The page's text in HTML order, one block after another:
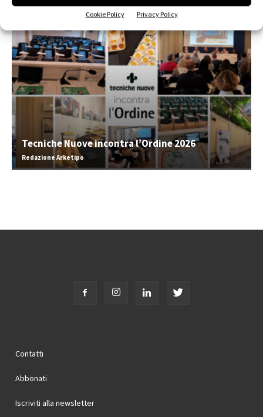
Cookie Policy Privacy Policy
EVENTI
Tecniche Nuove incontra l’Ordine 2026
Redazione Arketipo
Contatti
Abbonati
Iscriviti alla newsletter